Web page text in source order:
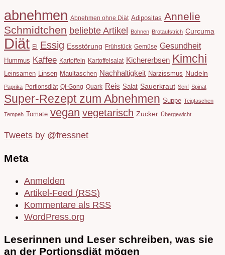
abnehmen Abnehmen ohne Diät Adipositas Annelie
Schmidtchen beliebte Artikel Bohnen Brotaufstrich Curcuma
Diät Ei Essig Essstörung Frühstück Gemüse Gesundheit
Hummus Kaffee Kartoffeln Kartoffelsalat Kichererbsen Kimchi
Leinsamen Linsen Maultaschen Nachhaltigkeit Narzissmus Nudeln
Paprika Portionsdiät Qi-Gong Quark Reis Salat Sauerkraut Senf Spinat
Super-Rezept zum Abnehmen Suppe Teigtaschen
Tempeh Tomate vegan vegetarisch Zucker Übergewicht
Tweets by @fressnet
Meta
Anmelden
Artikel-Feed (RSS)
Kommentare als RSS
WordPress.org
Leserinnen und Leser schreiben, was sie
an der Portionsdiät mögen